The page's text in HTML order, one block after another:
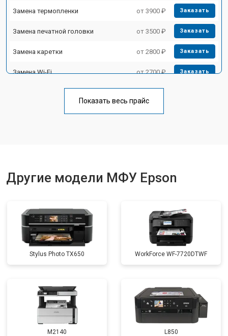
Замена термопленки от 3900 ₽ Заказать
Замена печатной головки от 3500 ₽ Заказать
Замена каретки от 2800 ₽ Заказать
Замена Wi-Fi от 2700 ₽ Заказать
от 3500 ₽
Показать весь прайс
Другие модели МФУ Epson
Stylus Photo TX650 WorkForce WF-7720DTWF
M2140 L850